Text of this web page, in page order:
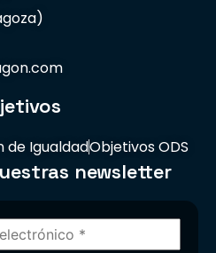
de IgualdadObjetivos ODS
newsletter